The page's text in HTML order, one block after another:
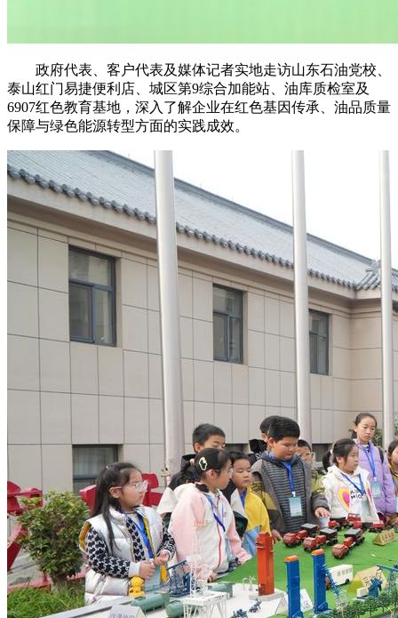
政府代表、客户代表及媒体记者实地走访山东石油党校、
泰山红门易捷便利店、城区第9综合加能站、油库质检室及
6907红色教育基地，深入了解企业在红色基因传承、油品质量
保障与绿色能源转型方面的实践成效。